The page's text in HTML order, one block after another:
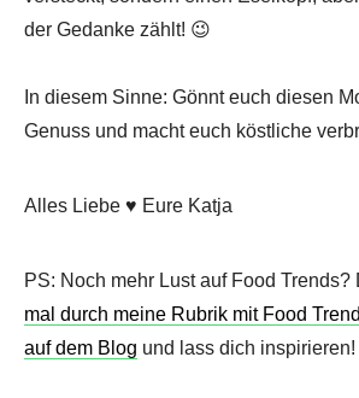
der Gedanke zählt! 😉
In diesem Sinne: Gönnt euch diesen
Genuss und macht euch köstliche
Alles Liebe ♥ Eure Katja
PS: Noch mehr Lust auf Food Trends?
mal durch meine Rubrik mit Food
auf dem Blog und lass dich inspirieren!